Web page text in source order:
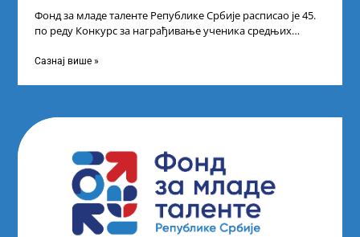
Фонд за младе таленте Републике Србије расписао је 45.
по реду Конкурс за награђивање ученика средњих
Сазнај више »